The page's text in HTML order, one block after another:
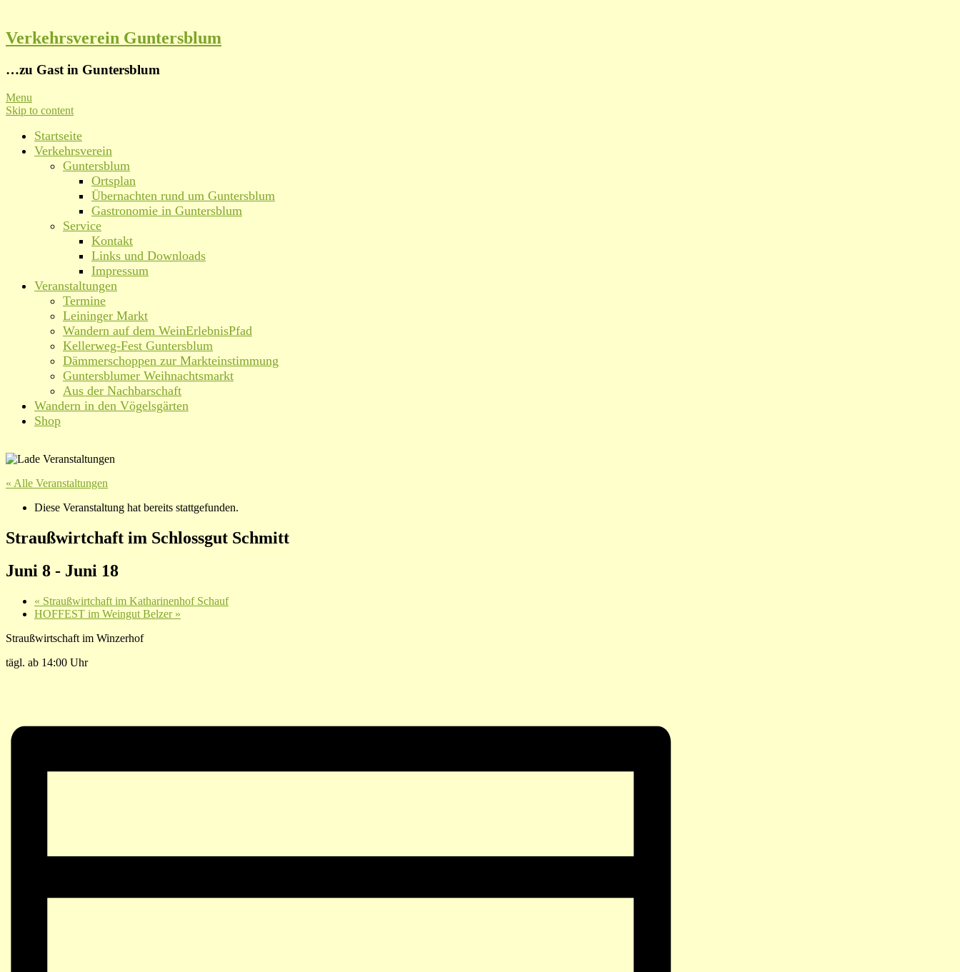
Verkehrsverein Guntersblum
…zu Gast in Guntersblum
Menu
Skip to content
Startseite
Verkehrsverein
Guntersblum
Ortsplan
Übernachten rund um Guntersblum
Gastronomie in Guntersblum
Service
Kontakt
Links und Downloads
Impressum
Veranstaltungen
Termine
Leininger Markt
Wandern auf dem WeinErlebnisPfad
Kellerweg-Fest Guntersblum
Dämmerschoppen zur Markteinstimmung
Guntersblumer Weihnachtsmarkt
Aus der Nachbarschaft
Wandern in den Vögelsgärten
Shop
« Alle Veranstaltungen
Diese Veranstaltung hat bereits stattgefunden.
Straußwirtchaft im Schlossgut Schmitt
Juni 8 - Juni 18
« Straußwirtchaft im Katharinenhof Schauf
HOFFEST im Weingut Belzer »
Straußwirtschaft im Winzerhof
tägl. ab 14:00 Uhr